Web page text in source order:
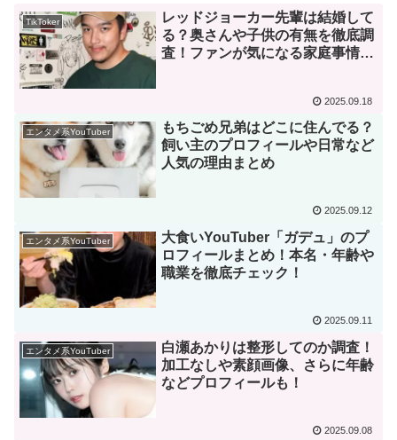
TikToker
レッドジョーカー先輩は結婚して
る？奥さんや子供の有無を徹底調
査！ファンが気になる家庭事情ま
2025.09.18
エンタメ系YouTuber
もちごめ兄弟はどこに住んでる？
飼い主のプロフィールや日常など
人気の理由まとめ
2025.09.12
エンタメ系YouTuber
大食いYouTuber「ガデュ」のプ
ロフィールまとめ！本名・年齢や
職業を徹底チェック！
2025.09.11
エンタメ系YouTuber
白瀬あかりは整形してのか調査！
加工なしや素顔画像、さらに年齢
などプロフィールも！
2025.09.08